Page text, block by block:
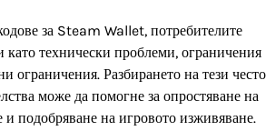
за Steam Wallet, потребителите
като технически проблеми, ограничения
ограничения. Разбирането на тези често
може да помогне за опростяване на
и подобряване на игровото изживяване.